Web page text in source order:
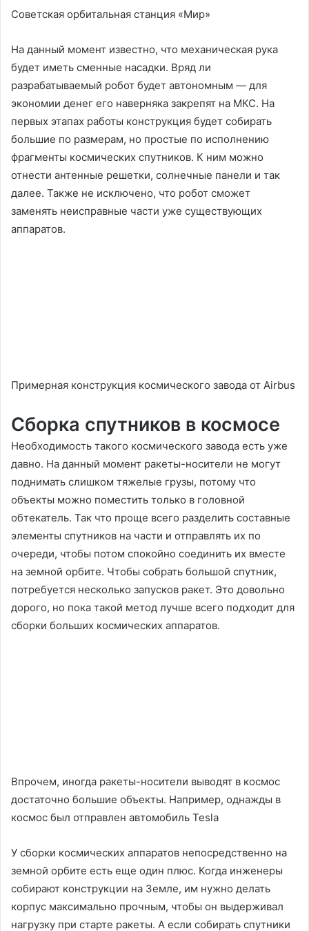
Советская орбитальная станция «Мир»
На данный момент известно, что механическая рука
будет иметь сменные насадки. Вряд ли
разрабатываемый робот будет автономным — для
экономии денег его наверняка закрепят на МКС. На
первых этапах работы конструкция будет собирать
большие по размерам, но простые по исполнению
фрагменты космических спутников. К ним можно
отнести антенные решетки, солнечные панели и так
далее. Также не исключено, что робот сможет
заменять неисправные части уже существующих
аппаратов.
Примерная конструкция космического завода от Airbus
Сборка спутников в космосе
Необходимость такого космического завода есть уже
давно. На данный момент ракеты-носители не могут
поднимать слишком тяжелые грузы, потому что
объекты можно поместить только в головной
обтекатель. Так что проще всего разделить составные
элементы спутников на части и отправлять их по
очереди, чтобы потом спокойно соединить их вместе
на земной орбите. Чтобы собрать большой спутник,
потребуется несколько запусков ракет. Это довольно
дорого, но пока такой метод лучше всего подходит для
сборки больших космических аппаратов.
Впрочем, иногда ракеты-носители выводят в космос
достаточно большие объекты. Например, однажды в
космос был отправлен автомобиль Tesla
У сборки космических аппаратов непосредственно на
земной орбите есть еще один плюс. Когда инженеры
собирают конструкции на Земле, им нужно делать
корпус максимально прочным, чтобы он выдерживал
нагрузку при старте ракеты. А если собирать спутники